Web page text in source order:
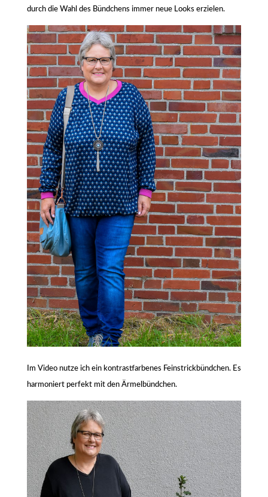
durch die Wahl des Bündchens immer neue Looks erzielen.
Im Video nutze ich ein kontrastfarbenes Feinstrickbündchen. Es
harmoniert perfekt mit den Ärmelbündchen.